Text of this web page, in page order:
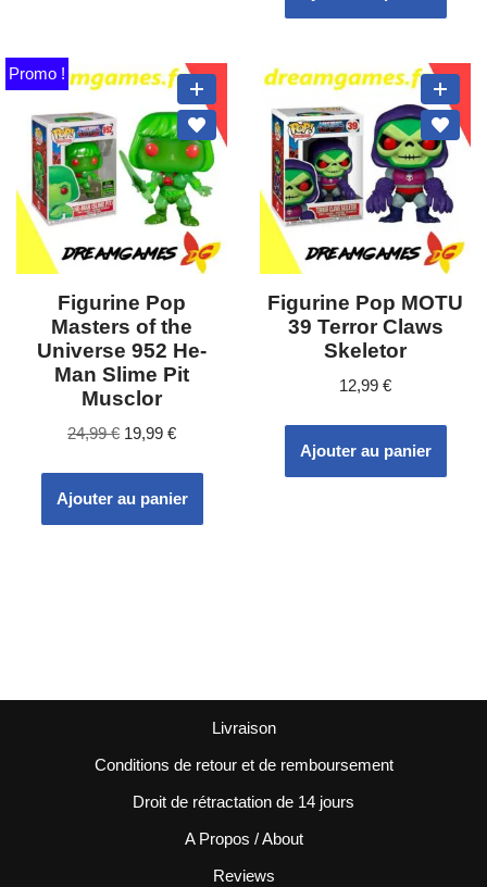
Promo !
Figurine Pop
Masters of the
Universe 952 He-
Man Slime Pit
Musclor
24,99€ 19,99 €
Ajouter au panier
Figurine Pop MOTU
39 Terror Claws
Skeletor
12,99 €
Ajouter au panier
Livraison
Conditions de retour et de remboursement
Droit de rétractation de 14 jours
A Propos / About
Reviews